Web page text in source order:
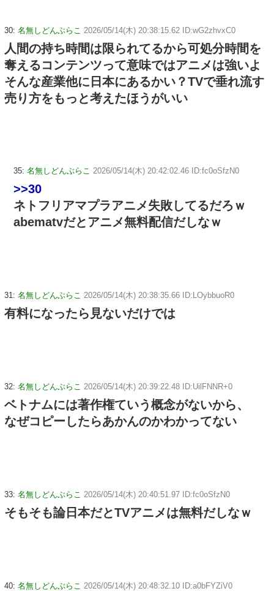
30: 名無しどんぶらこ 2026/05/14(木) 20:38:15.62 ID:wG2zhvxC0
人間の持ち時間は限られてるから可処分時間を
奪えるコンテンツって意味ではアニメは強いよ
そんな産業他に日本にあるかい？TVで垂れ流す
売り方をもっと考えたほうがいい
35: 名無しどんぶらこ 2026/05/14(木) 20:42:02.46 ID:fc0oSfzN0
>>30
ネトフリアマプラアニメ失敗してるだろｗ
abematvだとアニメ無料配信だしなｗ
31: 名無しどんぶらこ 2026/05/14(木) 20:38:35.66 ID:LOybbuoR0
有料になったら見ないだけでは
32: 名無しどんぶらこ 2026/05/14(木) 20:39:22.48 ID:UilFNNR+0
ベトナムには著作権ていう概念がないから、
なぜコピーしたらあかんのかわかってない
33: 名無しどんぶらこ 2026/05/14(木) 20:40:51.97 ID:fc0oSfzN0
そもそも論日本だとTVアニメは無料だしなｗ
40: 名無しどんぶらこ 2026/05/14(木) 20:48:32.10 ID:a0bFYZiV0